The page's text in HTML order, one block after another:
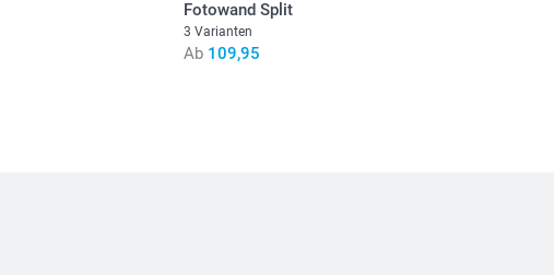
Fotowand Split
3 Varianten
Ab 109,95